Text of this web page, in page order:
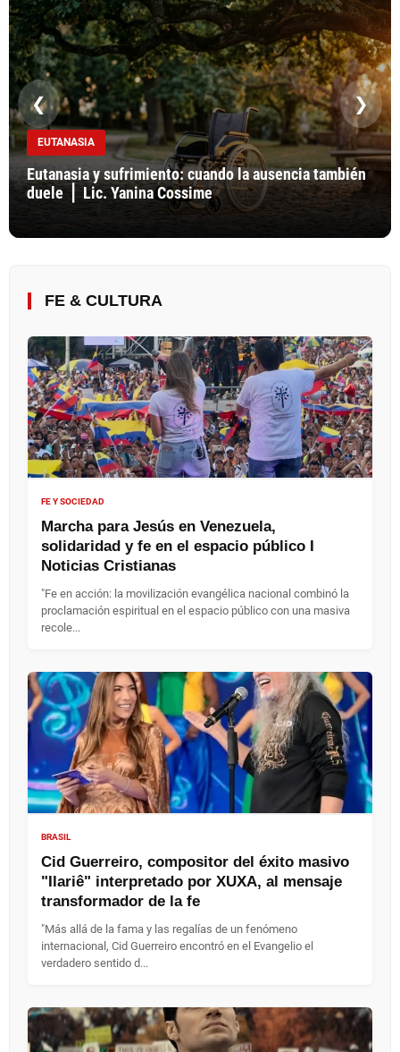
EUTANASIA
Eutanasia y sufrimiento: cuando la ausencia también
duele ⎪ Lic. Yanina Cossime
❮ ❯
FE & CULTURA
FE Y SOCIEDAD
Marcha para Jesús en Venezuela,
solidaridad y fe en el espacio público I
Noticias Cristianas
"Fe en acción: la movilización evangélica nacional combinó la
proclamación espiritual en el espacio público con una masiva
recole...
BRASIL
Cid Guerreiro, compositor del éxito masivo
"Ilariê" interpretado por XUXA, al mensaje
transformador de la fe
"Más allá de la fama y las regalías de un fenómeno
internacional, Cid Guerreiro encontró en el Evangelio el
verdadero sentido d...